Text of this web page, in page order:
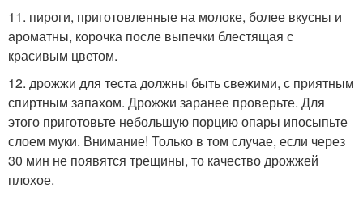
11. пироги, приготовленные на молоке, более вкусны и
ароматны, корочка после выпечки блестящая с
красивым цветом.
12. дрожжи для теста должны быть свежими, с приятным
спиртным запахом. Дрожжи заранее проверьте. Для
этого приготовьте небольшую порцию опары ипосыпьте
слоем муки. Внимание! Только в том случае, если через
30 мин не появятся трещины, то качество дрожжей
плохое.